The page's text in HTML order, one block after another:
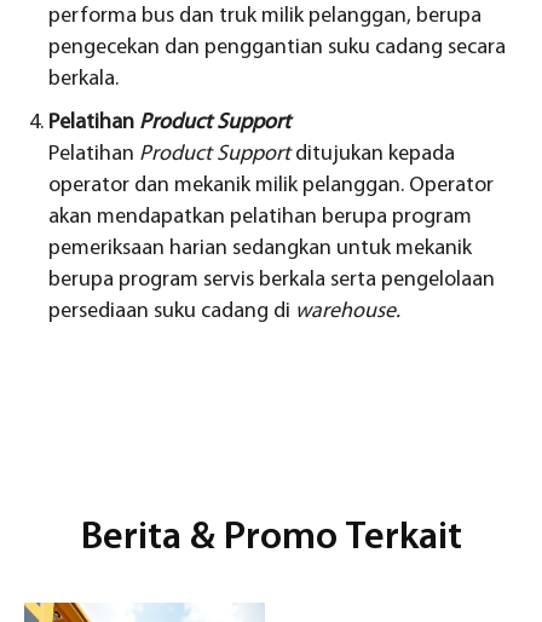
performa bus dan truk milik pelanggan, berupa
pengecekan dan penggantian suku cadang secara
berkala.
Pelatihan Product Support
Pelatihan Product Supportditujukan kepada
operator dan mekanik milik pelanggan. Operator
akan mendapatkan pelatihan berupa program
pemeriksaan harian sedangkan untuk mekanik
berupa program servis berkala serta pengelolaan
persediaan suku cadang di warehouse.
Berita & Promo Terkait